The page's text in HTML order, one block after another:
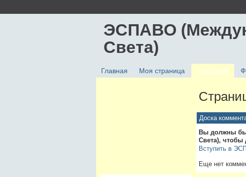
ЭСПАВО
Света)
Главная Моя страница Участники
Доска
Вы должны
Света), чтобы
Вступить в
Еще нет